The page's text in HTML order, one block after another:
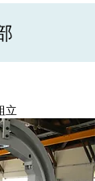
立